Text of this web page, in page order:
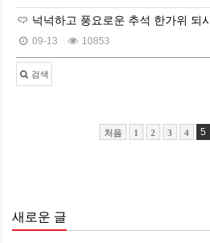
넉넉하고 풍요로운 추석 한가위 되
09-13 10853
검색
처음 1 2 3 4 5
새로운 글